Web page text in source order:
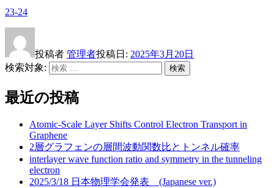
23-24
投稿者 管理者投稿日: 2025年3月20日
検索対象:
検索
最近の投稿
Atomic-Scale Layer Shifts Control Electron Transport in
Graphene
2層グラフェンの層間波動関数比とトンネル確率
interlayer wave function ratio and symmetry in the tunneling
electron
2025/3/18 日本物理学会発表 (Japanese ver.)